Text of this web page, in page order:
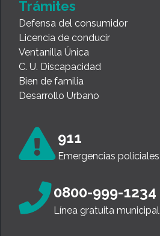
Trámites
Defensa del consumidor
Licencia de conducir
Ventanilla Única
C. U. Discapacidad
Bien de familia
Desarrollo Urbano
911
Emergencias policiales
0800-999-1234
Línea gratuita municipal